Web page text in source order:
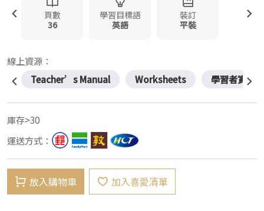
頁數
36
學習目標語
英語
裝訂
平裝
線上資源：
Teacher’s Manual
Worksheets 學習者資源
庫存>30
運送方式：
放入購物車 加入喜愛清單